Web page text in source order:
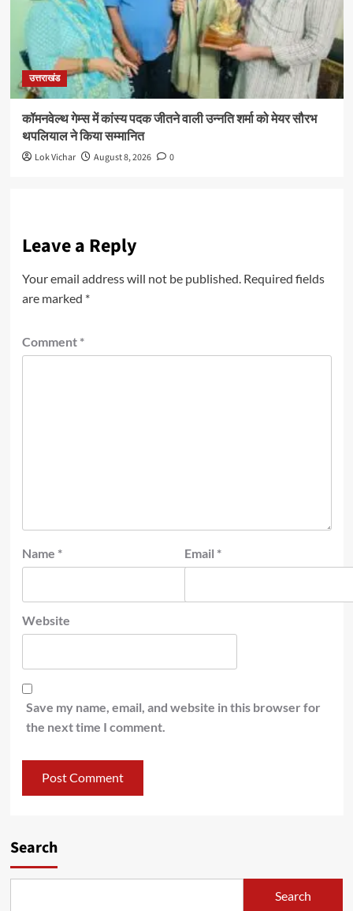
उत्तराखंड
कॉमनवेल्थ गेम्स में कांस्य पदक जीतने वाली उन्नति शर्मा को मेयर सौरभ
थपलियाल ने किया सम्मानित
Lok Vichar August 8, 2026 0
Leave a Reply
Your email address will not be published. Required fields
are marked *
Comment *
Name * Email *
Website
Save my name, email, and website in this browser for
the next time I comment.
Search
Search